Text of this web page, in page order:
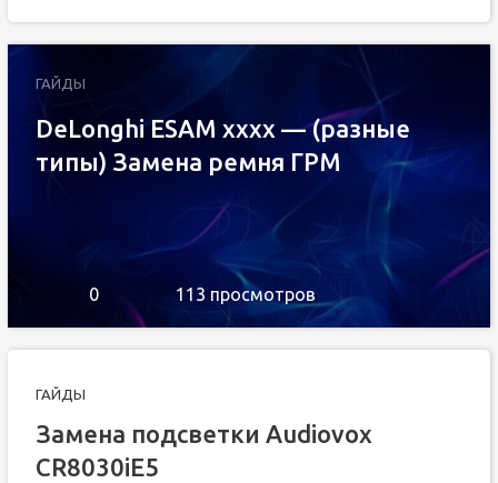
ГАЙДЫ
DeLonghi ESAM xxxx — (разные
типы) Замена ремня ГРМ
0 113 просмотров
ГАЙДЫ
Замена подсветки Audiovox
CR8030iE5